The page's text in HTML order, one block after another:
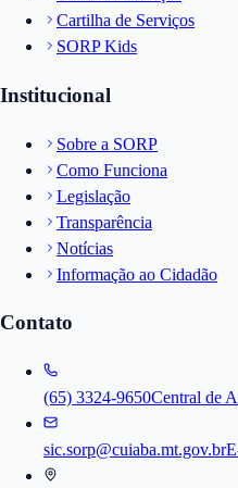
Cartilha de Serviços
SORP Kids
Institucional
Sobre a SORP
Como Funciona
Legislação
Transparência
Notícias
Informação ao Cidadão
Contato
(65) 3324-9650Central de
sic.sorp@cuiaba.mt.gov.br